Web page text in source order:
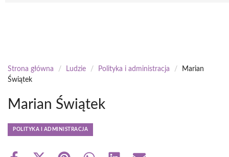
Strona główna / Ludzie / Polityka i administracja /
Marian
Świątek
Marian Świątek
POLITYKA I ADMINISTRACJA